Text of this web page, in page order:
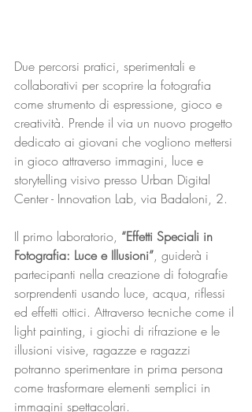
Due percorsi pratici, sperimentali e
collaborativi per scoprire la fotografia
come strumento di espressione, gioco e
creatività. Prende il via un nuovo progetto
dedicato ai giovani che vogliono mettersi
in gioco attraverso immagini, luce e
storytelling visivo presso Urban Digital
Center - Innovation Lab, via Badaloni, 2.
Il primo laboratorio, “Effetti Speciali in
Fotografia: Luce e Illusioni”, guiderà i
partecipanti nella creazione di fotografie
sorprendenti usando luce, acqua, riflessi
ed effetti ottici. Attraverso tecniche come il
light painting, i giochi di rifrazione e le
illusioni visive, ragazze e ragazzi
potranno sperimentare in prima persona
come trasformare elementi semplici in
immagini spettacolari.